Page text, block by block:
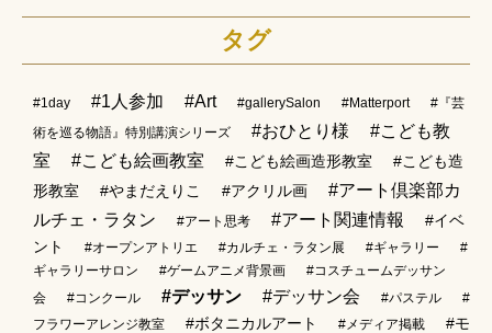
タグ
#1day #1人参加 #Art #gallerySalon #Matterport
#『芸
術を巡る物語』特別講演シリーズ
#おひとり様
#こども教
室
#こども絵画教室 #こども絵画造形教室
#こども造
形教室
#やまだえりこ #アクリル画
#アート倶楽部カ
ルチェ・ラタン
#アート思考 #アート関連情報
#イベ
ント
#オープンアトリエ #カルチェ・ラタン展 #ギャラリー
#
ギャラリーサロン
#ゲームアニメ背景画
#コスチュームデッサン
会
#コンクール #デッサン #デッサン会 #パステル
#
フラワーアレンジ教室
#ボタニカルアート #メディア掲載
#モ